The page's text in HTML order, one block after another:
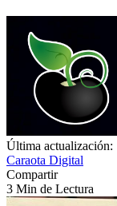
Última actualización:
Caraota Digital
Compartir
3 Min de Lectura